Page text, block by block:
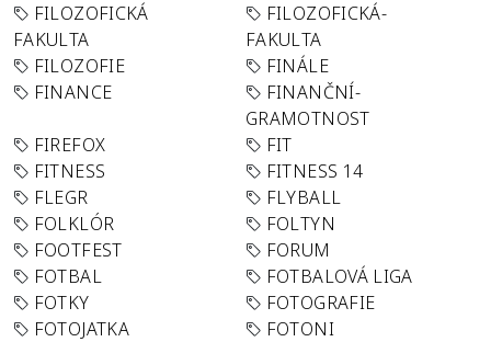
FILOZOFICKÁ
FAKULTA
FILOZOFICKÁ-
FAKULTA
FILOZOFIE
FINÁLE
FINANCE
FINANČNÍ-
GRAMOTNOST
FIREFOX
FIT
FITNESS
FITNESS 14
FLEGR
FLYBALL
FOLKLÓR
FOLTYN
FOOTFEST
FORUM
FOTBAL
FOTBALOVÁ LIGA
FOTKY
FOTOGRAFIE
FOTOJATKA
FOTONI